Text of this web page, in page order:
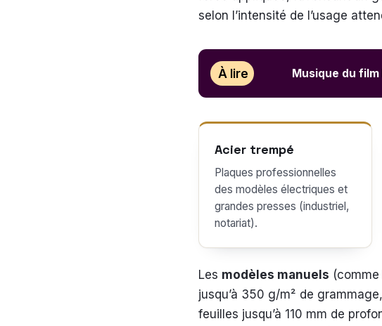
selon l’intensité de l’usage
À lire Musique du
Acier trempé
Plaques professionnelles
des modèles électriques et
grandes presses (industriel,
notariat).
Les modèles manuels (comme
jusqu’à 350 g/m² de
feuilles jusqu’à 110 mm de